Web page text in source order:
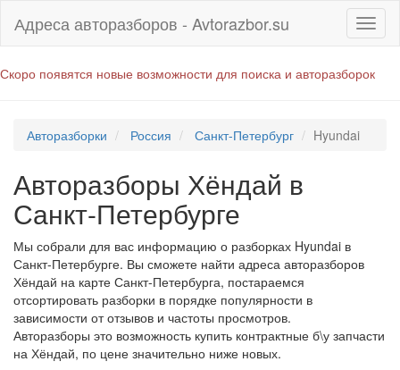
Адреса авторазборов - Avtorazbor.su
Скоро появятся новые возможности для поиска и авторазборок
Авторазборки Россия Санкт-Петербург Hyundai
Авторазборы Хёндай в
Санкт-Петербурге
Мы собрали для вас информацию о разборках Hyundai в
Санкт-Петербурге. Вы сможете найти адреса авторазборов
Хёндай на карте Санкт-Петербурга, постараемся
отсортировать разборки в порядке популярности в
зависимости от отзывов и частоты просмотров.
Авторазборы это возможность купить контрактные б\у запчасти
на Хёндай, по цене значительно ниже новых.